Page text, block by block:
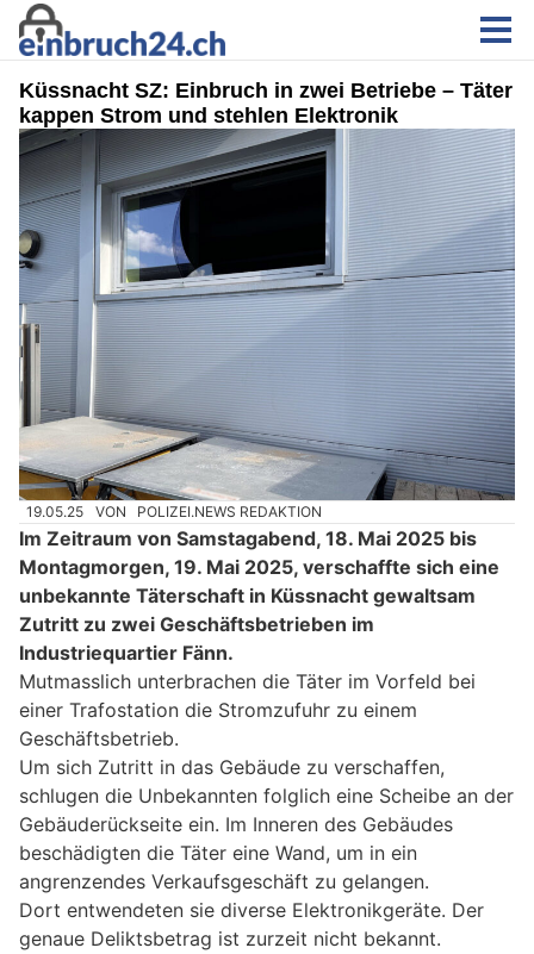
Küssnacht SZ: Einbruch in zwei Betriebe – Täter
kappen Strom und stehlen Elektronik
19.05.25 VON POLIZEI.NEWS REDAKTION
Im Zeitraum von Samstagabend, 18. Mai 2025 bis
Montagmorgen, 19. Mai 2025, verschaffte sich eine
unbekannte Täterschaft in Küssnacht gewaltsam
Zutritt zu zwei Geschäftsbetrieben im
Industriequartier Fänn.
Mutmasslich unterbrachen die Täter im Vorfeld bei
einer Trafostation die Stromzufuhr zu einem
Geschäftsbetrieb.
Um sich Zutritt in das Gebäude zu verschaffen,
schlugen die Unbekannten folglich eine Scheibe an der
Gebäuderückseite ein. Im Inneren des Gebäudes
beschädigten die Täter eine Wand, um in ein
angrenzendes Verkaufsgeschäft zu gelangen.
Dort entwendeten sie diverse Elektronikgeräte. Der
genaue Deliktsbetrag ist zurzeit nicht bekannt.